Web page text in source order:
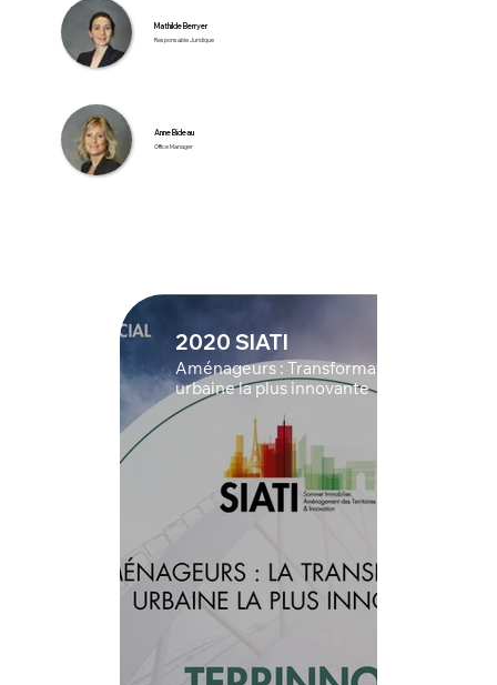
2020 SIATI
Aménageurs : Transformation
urbaine la plus innovante
Mathilde Berryer
Responsable Juridique
Anne Bideau
Office Manager